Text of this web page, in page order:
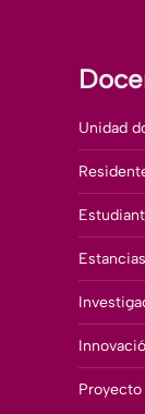
Unidad
Proyecto